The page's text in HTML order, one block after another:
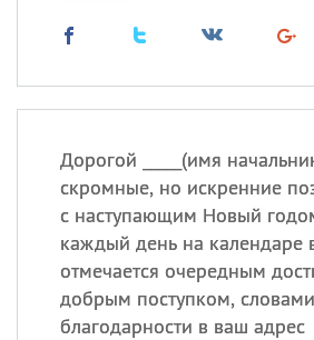
Дорогой _____(имя
скромные, но искренние
с наступающим Новый
каждый день на календаре
отмечается очередным
добрым поступком, словами
благодарности в ваш адрес